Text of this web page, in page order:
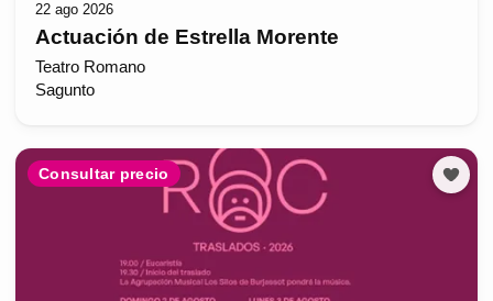
22 ago 2026
Actuación de Estrella Morente
Teatro Romano
Sagunto
Consultar precio